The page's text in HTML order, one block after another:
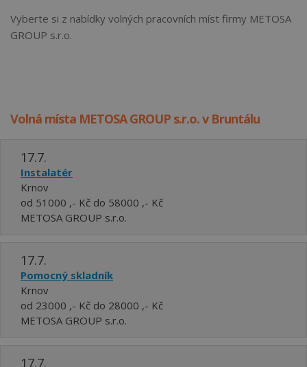
Vyberte si z nabídky volných pracovních míst firmy METOSA
GROUP s.r.o.
Volná místa METOSA GROUP s.r.o. v Bruntálu
17.7.
Instalatér
Krnov
od 51000 ,- Kč do 58000 ,- Kč
METOSA GROUP s.r.o.
17.7.
Pomocný skladník
Krnov
od 23000 ,- Kč do 28000 ,- Kč
METOSA GROUP s.r.o.
17.7.